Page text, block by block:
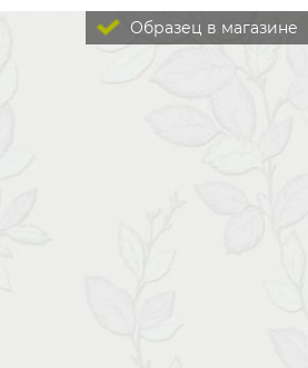
Образец в магазине